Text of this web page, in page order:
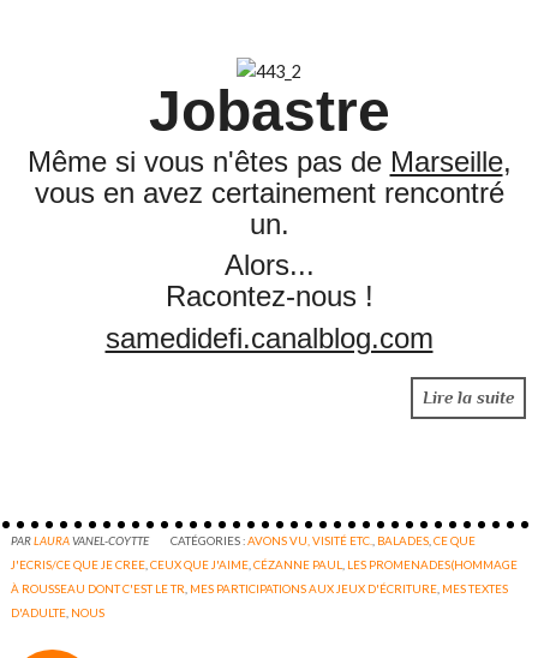
Jobastre
Même si vous n'êtes pas de Marseille,
vous en avez certainement rencontré
un.
Alors...
Racontez-nous !
samedidefi.canalblog.com
Lire la suite
PARLAURAVANEL-COYTTE CATÉGORIES :AVONS VU, VISITÉ ETC. BALADES ,CE QUE
J'ECRIS/CE QUE JE CREE ,CEUX QUE J'AIME ,CÉZANNE PAUL
LES PROMENADES(HOMMAGE
À ROUSSEAU DONT C'EST LE TR MES PARTICIPATIONS AUX JEUX D'ÉCRITURE MES TEXTES
D'ADULTE NOUS